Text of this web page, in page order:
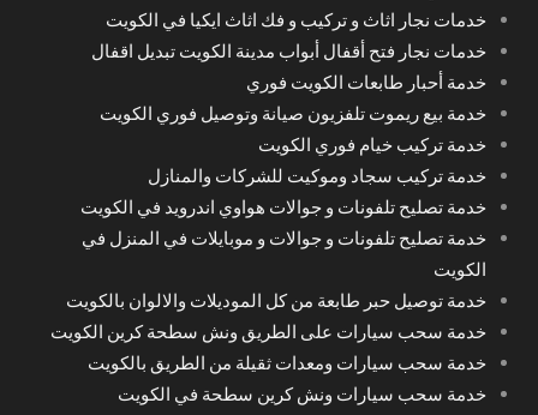
خدمات نجار اثاث و تركيب و فك اثاث ايكيا في الكويت
خدمات نجار فتح أقفال أبواب مدينة الكويت تبديل اقفال
خدمة أحبار طابعات الكويت فوري
خدمة بيع ريموت تلفزيون صيانة وتوصيل فوري الكويت
خدمة تركيب خيام فوري الكويت
خدمة تركيب سجاد وموكيت للشركات والمنازل
خدمة تصليح تلفونات و جوالات هواوي اندرويد في الكويت
خدمة تصليح تلفونات و جوالات و موبايلات في المنزل في
الكويت
خدمة توصيل حبر طابعة من كل الموديلات والالوان بالكويت
خدمة سحب سيارات على الطريق ونش سطحة كرين الكويت
خدمة سحب سيارات ومعدات ثقيلة من الطريق بالكويت
خدمة سحب سيارات ونش كرين سطحة في الكويت